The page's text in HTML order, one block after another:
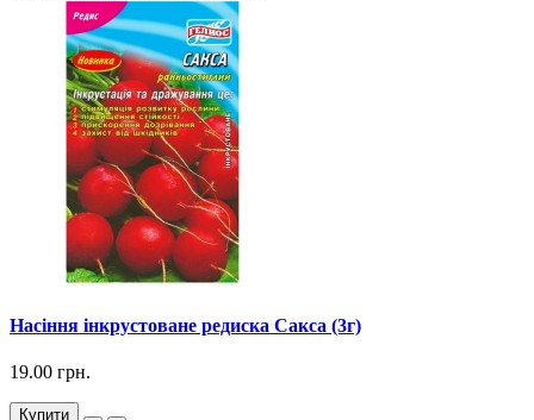
Насіння інкрустоване редиска Сакса (3г)
19.00 грн.
Купити